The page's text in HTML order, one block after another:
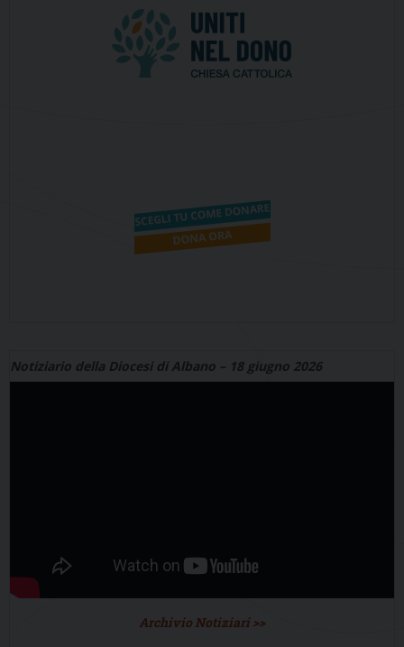
Notiziario della Diocesi di Albano – 18 giugno 2026
Archivio Notiziari >>